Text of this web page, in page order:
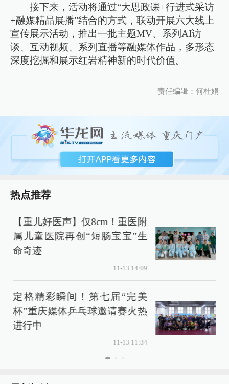
接下来，活动将通过“大思政课+行进式采访
+融媒精品展播”结合的方式，联动开展六大线上
宣传展示活动，推出一批主题MV、系列AI访
谈、互动视频、系列直播等融媒体作品，多形态
深度挖掘和展示红岩精神新的时代价值。
责任编辑：何杜娟
热点推荐
【重儿好医声】仅8cm！重医附
属儿童医院再创“短肠宝宝”生
命奇迹
11-13 14:09
定格精彩瞬间！第七届“完美
杯”重庆媒体乒乓球邀请赛火热
进行中
11-13 11:34